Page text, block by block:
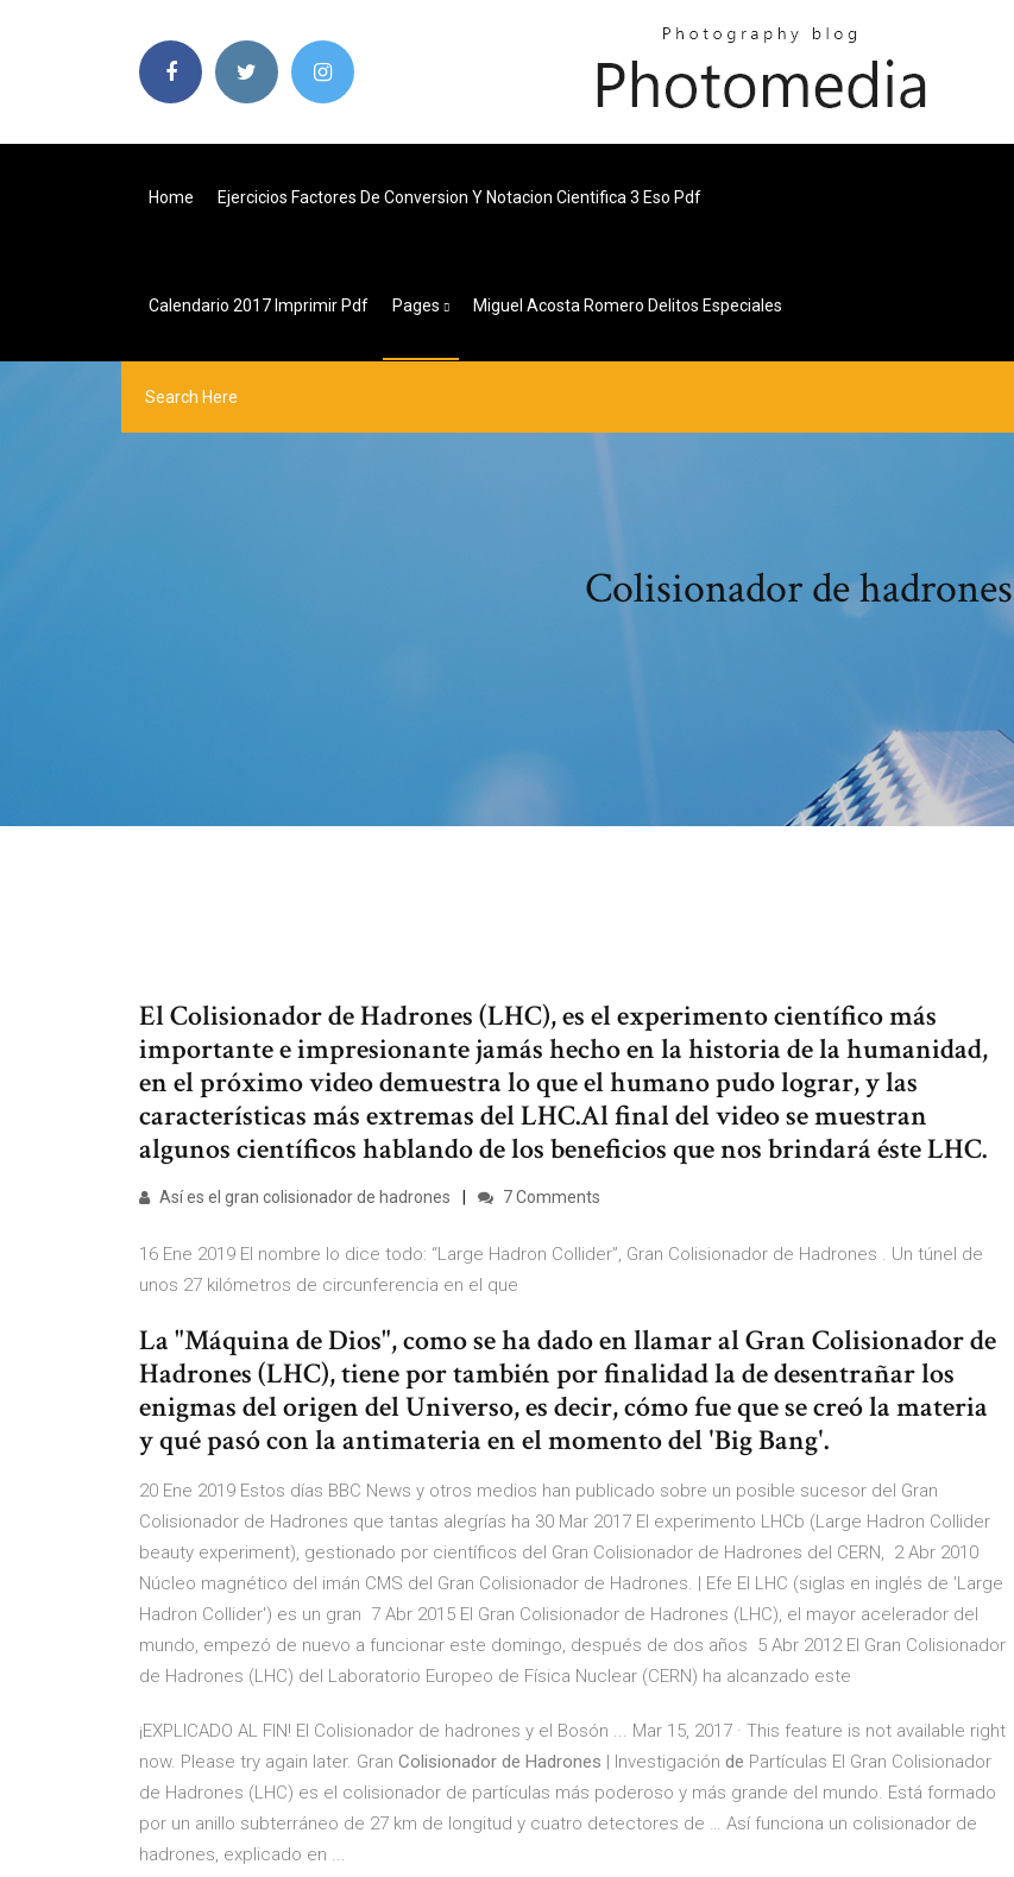
Home Ejercicios Factores De Conversion Y Notacion Cientifica 3 Eso Pdf
Calendario 2017 Imprimir Pdf Pages Miguel Acosta Romero Delitos Especiales
Colisionador de hadrones
El Colisionador de Hadrones (LHC), es el experimento científico más
importante e impresionante jamás hecho en la historia de la humanidad,
en el próximo video demuestra lo que el humano pudo lograr, y las
características más extremas del LHC.Al final del video se muestran
algunos científicos hablando de los beneficios que nos brindará éste LHC.
Así es el gran colisionador de hadrones 7 Comments
16 Ene 2019 El nombre lo dice todo: “Large Hadron Collider”, Gran Colisionador de Hadrones . Un túnel de
unos 27 kilómetros de circunferencia en el que
La "Máquina de Dios", como se ha dado en llamar al Gran Colisionador de
Hadrones (LHC), tiene por también por finalidad la de desentrañar los
enigmas del origen del Universo, es decir, cómo fue que se creó la materia
y qué pasó con la antimateria en el momento del 'Big Bang'.
20 Ene 2019 Estos días BBC News y otros medios han publicado sobre un posible sucesor del Gran
Colisionador de Hadrones que tantas alegrías ha 30 Mar 2017 El experimento LHCb (Large Hadron Collider
beauty experiment), gestionado por científicos del Gran Colisionador de Hadrones del CERN, 2 Abr 2010
Núcleo magnético del imán CMS del Gran Colisionador de Hadrones. | Efe El LHC (siglas en inglés de 'Large
Hadron Collider') es un gran 7 Abr 2015 El Gran Colisionador de Hadrones (LHC), el mayor acelerador del
mundo, empezó de nuevo a funcionar este domingo, después de dos años 5 Abr 2012 El Gran Colisionador
de Hadrones (LHC) del Laboratorio Europeo de Física Nuclear (CERN) ha alcanzado este
¡EXPLICADO AL FIN! El Colisionador de hadrones y el Bosón ... Mar 15, 2017 · This feature is not available right
now. Please try again later. Gran Colisionador de Hadrones | Investigación de Partículas El Gran Colisionador
de Hadrones (LHC) es el colisionador de partículas más poderoso y más grande del mundo. Está formado
por un anillo subterráneo de 27 km de longitud y cuatro detectores de … Así funciona un colisionador de
hadrones, explicado en ...